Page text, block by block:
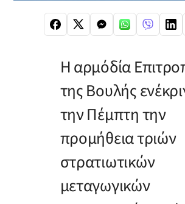
Η αρμόδία
της Βουλής
την Πέμπτη την
προμήθεια τριών
στρατιωτικών
μεταγωγικών